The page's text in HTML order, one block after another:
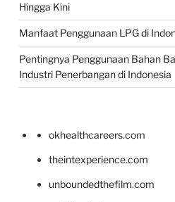
Hingga Kini
Manfaat Penggunaan LPG di
Pentingnya Penggunaan Bahan
Industri Penerbangan di Indonesia
okhealthcareers.com
theintexperience.com
unboundedthefilm.com